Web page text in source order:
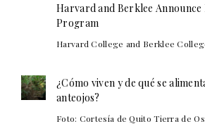
Harvard and Berklee Announce
Program
Harvard College and Berklee
¿Cómo viven y de qué se
anteojos?
Foto: Cortesía de Quito Tierra de